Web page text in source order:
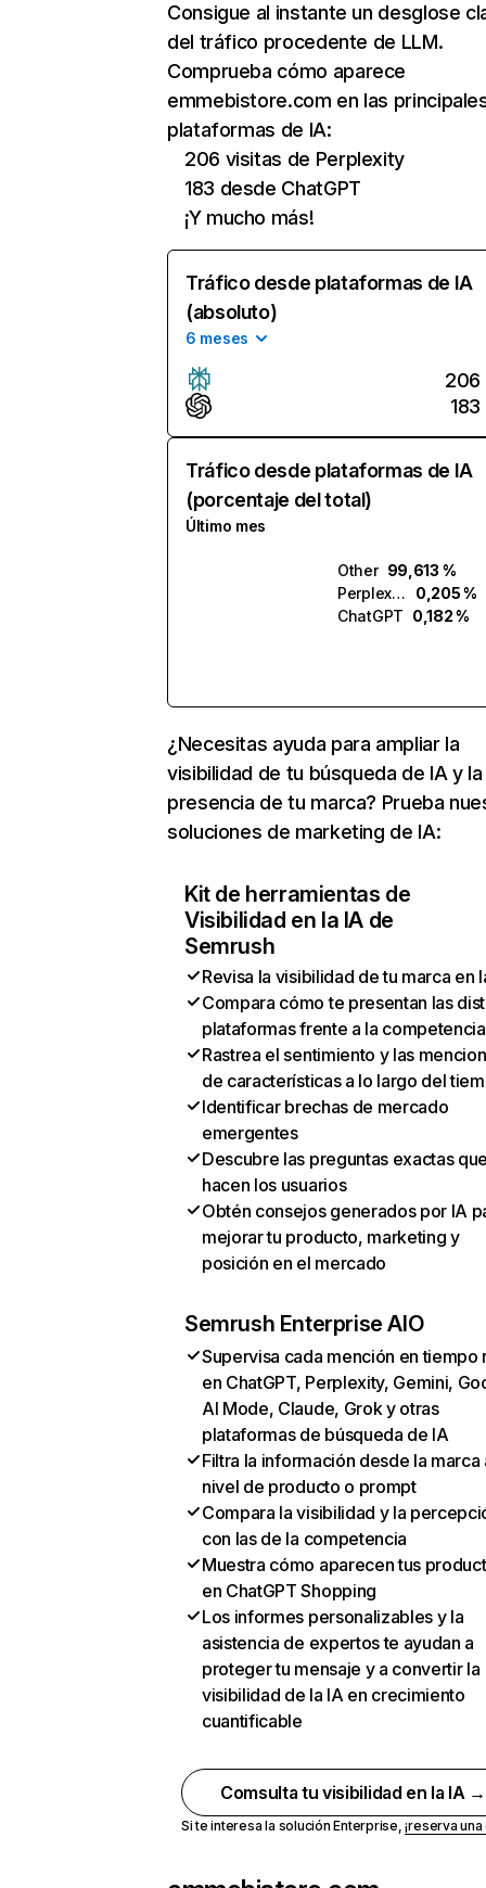
Consigue al instante un desglose
del tráfico procedente de LLM.
Comprueba cómo aparece
emmebistore.com en las
plataformas de IA:
206 visitas de Perplexity
183 desde ChatGPT
¡Y mucho más!
Tráfico desde plataformas de IA
(absoluto)
6 meses
206
183
Tráfico desde plataformas de IA
(porcentaje del total)
Último mes
Other 99,613 %
Perplexity
0,205 %
ChatGPT 0,182 %
¿Necesitas ayuda para ampliar la
visibilidad de tu búsqueda de IA y la
presencia de tu marca? Prueba
soluciones de marketing de IA:
Kit de herramientas de
Visibilidad en la IA de
Semrush
Revisa la visibilidad de tu marca en
Compara cómo te presentan las
plataformas frente a la competencia
Rastrea el sentimiento y las
de características a lo largo del
Identificar brechas de mercado
emergentes
Descubre las preguntas exactas
hacen los usuarios
Obtén consejos generados por IA
mejorar tu producto, marketing y
posición en el mercado
Semrush Enterprise AIO
Supervisa cada mención en tiempo
en ChatGPT, Perplexity, Gemini,
AI Mode, Claude, Grok y otras
plataformas de búsqueda de IA
Filtra la información desde la marca
nivel de producto o prompt
Compara la visibilidad y la
con las de la competencia
Muestra cómo aparecen tus
en ChatGPT Shopping
Los informes personalizables y la
asistencia de expertos te ayudan a
proteger tu mensaje y a convertir la
visibilidad de la IA en crecimiento
cuantificable
Comsulta tu visibilidad en la IA →
Si te interesa la solución Enterprise,¡reserva